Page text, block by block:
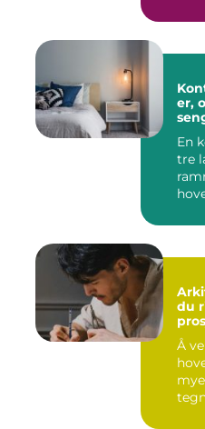
er,
En
tre
du
Å